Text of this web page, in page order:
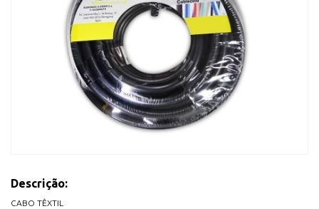
Descrição:
CABO TÊXTIL